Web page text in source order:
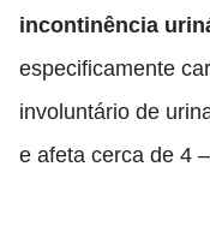
incontinência
especificamente
involuntário de
e afeta cerca de 4